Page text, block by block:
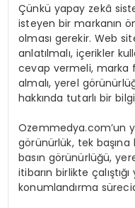
Çünkü yapay zekâ
isteyen bir markanın
olması gerekir. Web
anlatılmalı, içerikler
cevap vermeli, marka
almalı, yerel
hakkında tutarlı bir
Ozemmedya.com’un
görünürlük, tek başına
basın görünürlüğü,
itibarın birlikte
konumlandırma